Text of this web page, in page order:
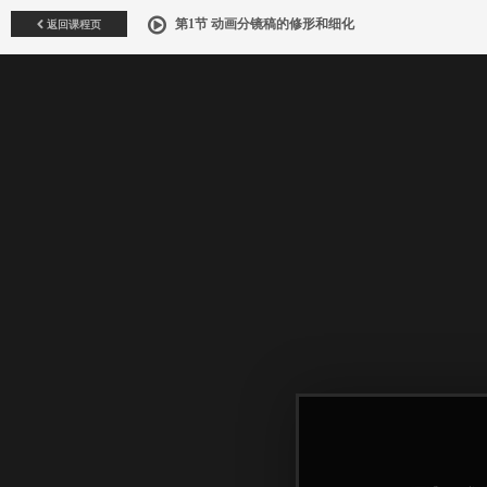
返回课程页 第1节 动画分镜稿的修形和细化